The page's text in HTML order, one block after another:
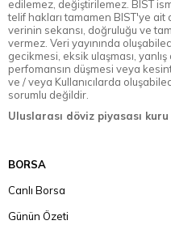
edilemez, değiştirilemez. BIST
telif hakları tamamen BIST'ye ait
verinin sekansı, doğruluğu ve
vermez. Veri yayınında
gecikmesi, eksik ulaşması,
perfomansın düşmesi veya
ve / veya Kullanıcılarda
sorumlu değildir.
Uluslarası döviz piyasası kuru
BORSA
Canlı Borsa
Günün Özeti